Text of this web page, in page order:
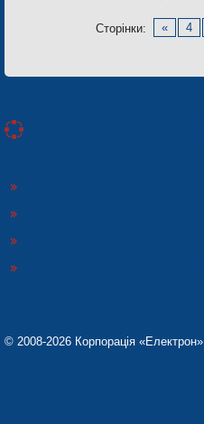
Сторінки: « 4
© 2008-2026 Корпорація «Електрон»